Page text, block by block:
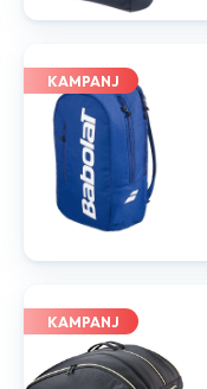
KAMPANJ
KAMPANJ